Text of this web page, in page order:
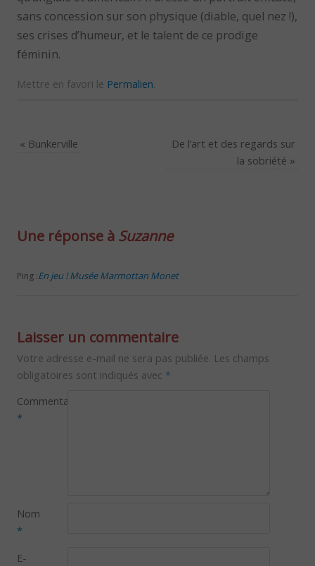
sans concession sur son physique (diable, quel nez !),
ses crises d’humeur, et le talent de ce prodige
féminin.
Mettre en favori le Permalien
« Bunkerville
De l’art et des regards sur
la sobriété »
Une réponse à Suzanne
Ping :En jeu ! Musée Marmottan Monet
Laisser un commentaire
Votre adresse e-mail ne sera pas publiée. Les champs
obligatoires sont indiqués avec *
Commentaire
*
Nom
*
E-